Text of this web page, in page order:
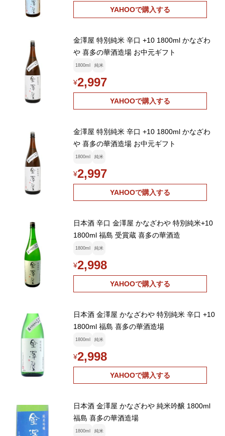
YAHOOで購入する
金澤屋 特別純米 辛口 +10 1800ml かなざわ
や 喜多の華酒造場 お中元ギフト
1800ml 純米
¥2,997
YAHOOで購入する
金澤屋 特別純米 辛口 +10 1800ml かなざわ
や 喜多の華酒造場 お中元ギフト
1800ml 純米
¥2,997
YAHOOで購入する
日本酒 辛口 金澤屋 かなざわや 特別純米+10
1800ml 福島 受賞蔵 喜多の華酒造
1800ml 純米
¥2,998
YAHOOで購入する
日本酒 金澤屋 かなざわや 特別純米 辛口 +10
1800ml 福島 喜多の華酒造場
1800ml 純米
¥2,998
YAHOOで購入する
日本酒 金澤屋 かなざわや 純米吟醸 1800ml
福島 喜多の華酒造場
1800ml 純米